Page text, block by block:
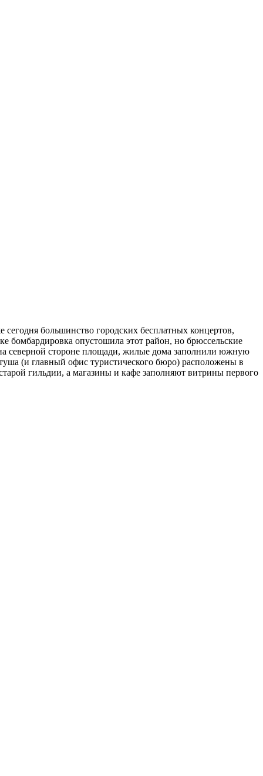
большинство городских бесплатных концертов,
бомбардировка опустошила этот район, но брюссельские
северной стороне площади, жилые дома заполнили южную
(и главный офис туристического бюро) расположены в
гильдии, а магазины и кафе заполняют витрины первого